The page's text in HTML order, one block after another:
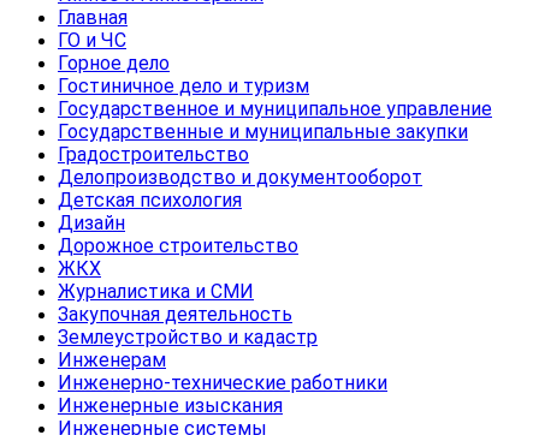
Главная
ГО и ЧС
Горное дело
Гостиничное дело и туризм
Государственное и муниципальное управление
Государственные и муниципальные закупки
Градостроительство
Делопроизводство и документооборот
Детская психология
Дизайн
Дорожное строительство
ЖКХ
Журналистика и СМИ
Закупочная деятельность
Землеустройство и кадастр
Инженерам
Инженерно-технические работники
Инженерные изыскания
Инженерные системы